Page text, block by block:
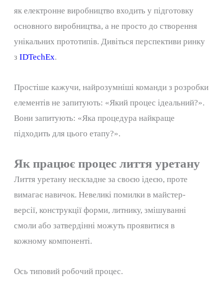
як електронне виробництво входить у підготовку
основного виробництва, а не просто до створення
унікальних прототипів. Дивіться перспективи ринку
з IDTechEx.
Простіше кажучи, найрозумніші команди з розробки
елементів не запитують: «Який процес ідеальний?».
Вони запитують: «Яка процедура найкраще
підходить для цього етапу?».
Як працює процес лиття уретану
Лиття уретану нескладне за своєю ідеєю, проте
вимагає навичок. Невеликі помилки в майстер-
версії, конструкції форми, литнику, змішуванні
смоли або затвердінні можуть проявитися в
кожному компоненті.
Ось типовий робочий процес.